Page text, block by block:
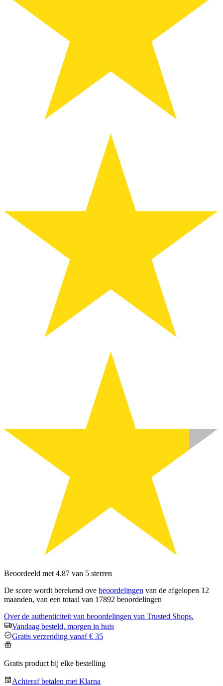
Beoordeeld met 4.87 van 5 sterren
De score wordt berekend ove beoordelingen van de afgelopen 12
maanden, van een totaal van 17892 beoordelingen
Over de authenticiteit van beoordelingen van Trusted Shops.
Vandaag besteld, morgen in huis
Gratis verzending vanaf € 35
Gratis product bij elke bestelling
Achteraf betalen met Klarna